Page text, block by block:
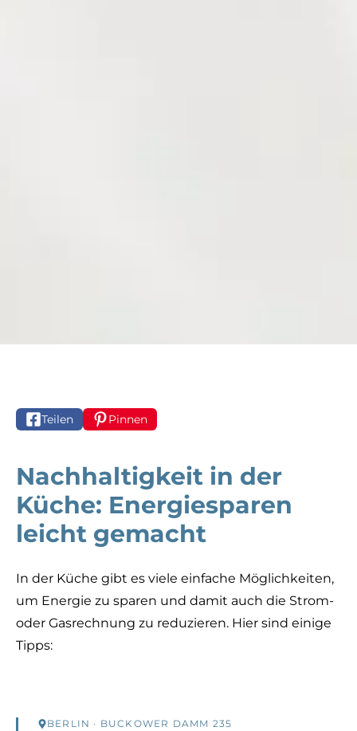
Teilen Pinnen
Nachhaltigkeit in der
Küche: Energiesparen
leicht gemacht
In der Küche gibt es viele einfache Möglichkeiten,
um Energie zu sparen und damit auch die Strom-
oder Gasrechnung zu reduzieren. Hier sind einige
Tipps:
BERLIN · BUCKOWER DAMM 235